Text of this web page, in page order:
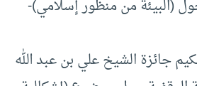
(البيئة من منظور إسلامي)-
جائزة الشيخ علي بن عبد الله